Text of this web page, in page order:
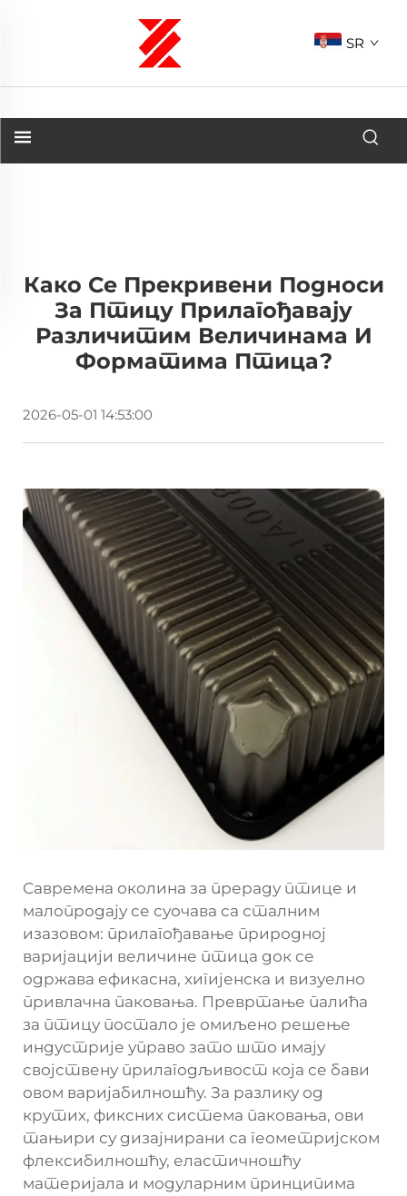
SR
Како Се Прекривени Подноси
За Птицу Прилагођавају
Различитим Величинама И
Форматима Птица?
2026-05-01 14:53:00
Савремена околина за прераду птице и
малопродају се суочава са сталним
изазовом: прилагођавање природној
варијацији величине птица док се
одржава ефикасна, хигијенска и визуелно
привлачна паковања. Превртање палића
за птицу постало је омиљено решење
индустрије управо зато што имају
својствену прилагодљивост која се бави
овом варијабилношћу. За разлику од
крутих, фиксних система паковања, ови
тањири су дизајнирани са геометријском
флексибилношћу, еластичношћу
материјала и модуларним принципима